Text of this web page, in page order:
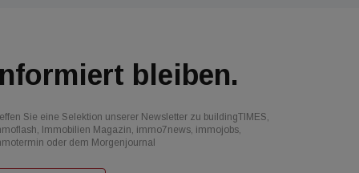
bleiben.
Sie eine Selektion unserer Newsletter zu buildingTIMES,
Immobilien Magazin, immo7news, immojobs,
oder dem Morgenjournal